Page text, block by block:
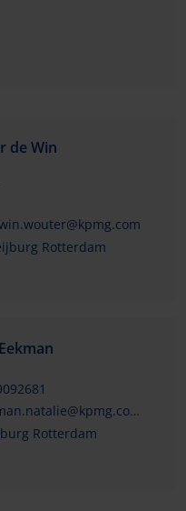
de Win
Rotterdam
Rotterdam